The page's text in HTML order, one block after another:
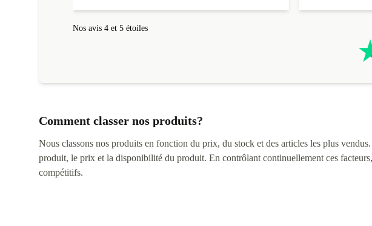
Nos avis 4 et 5 étoiles
Comment classer nos produits?
Nous classons nos produits en fonction du prix, du stock et des articles les plus
produit, le prix et la disponibilité du produit. En contrôlant continuellement ces
compétitifs.